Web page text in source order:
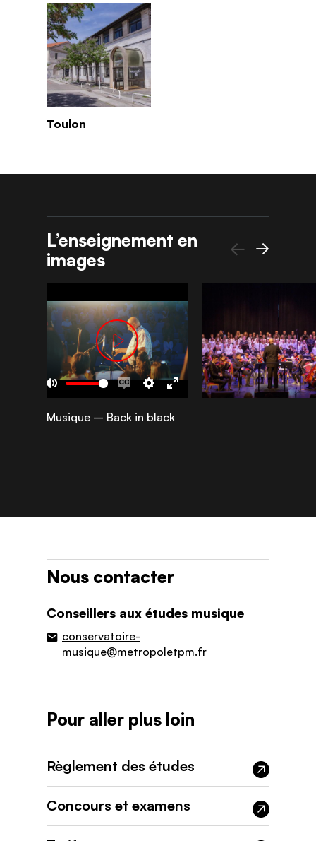
Toulon
L’enseignement en
images
Mute
Enable
captions
Settings
Enter
fullscreen
Play
Musique – Back in black
Nous contacter
Conseillers aux études musique
conservatoire-
musique@metropoletpm.fr
Pour aller plus loin
Règlement des études
Concours et examens